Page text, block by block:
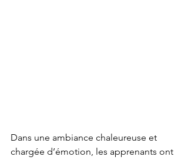
Dans une ambiance chaleureuse et
chargée d’émotion, les apprenants ont